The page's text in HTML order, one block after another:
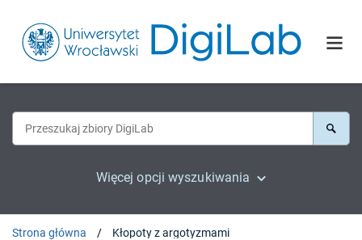
Więcej opcji wyszukiwania
Strona główna Kłopoty z argotyzmami